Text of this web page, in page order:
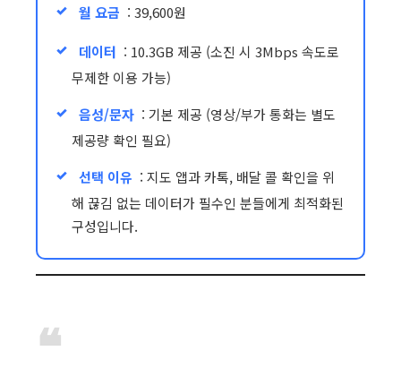
월 요금 : 39,600원
데이터 : 10.3GB 제공 (소진 시 3Mbps 속도로
무제한 이용 가능)
음성/문자 : 기본 제공 (영상/부가 통화는 별도
제공량 확인 필요)
선택 이유 : 지도 앱과 카톡, 배달 콜 확인을 위
해 끊김 없는 데이터가 필수인 분들에게 최적화된
구성입니다.